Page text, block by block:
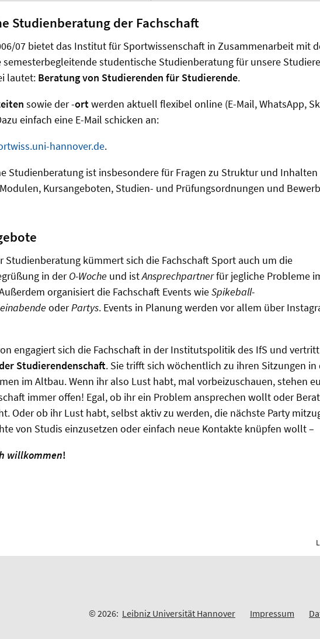
Studienberatung der Fachschaft
07 bietet das Institut für Sportwissenschaft in Zusammenarbeit mit
semesterbegleitende studentische Studienberatung für unsere
lautet: Beratung von Studierenden für Studierende.
sowie der -ortwerden aktuell flexibel online (E-Mail, WhatsApp,
einfach eine E-Mail schicken an:
hannover.de.
Studienberatung ist insbesondere für Fragen zu Struktur und Inhalten
Kursangeboten, Studien- und Prüfungsordnungen und
Studienberatung kümmert sich die Fachschaft Sport auch um die
in derO-Woche und istAnsprechpartnerfür jegliche Probleme
organisiert die Fachschaft Events wieSpikeball-
oderPartys. Events in Planung werden vor allem über
engagiert sich die Fachschaft in der Institutspolitik des IfS und vertritt
Studierendenschaft. Sie trifft sich wöchentlich zu ihren Sitzungen in
im Altbau. Wenn ihr also Lust habt, mal vorbeizuschauen, stehen
immer offen! Egal, ob ihr ein Problem ansprechen wollt oder
Oder ob ihr Lust habt, selbst aktiv zu werden, die nächste Party
von Studis einzusetzen oder einfach neue Kontakte knüpfen wollt –
willkommen!
© 2026: Leibniz Universität Hannover Impressum